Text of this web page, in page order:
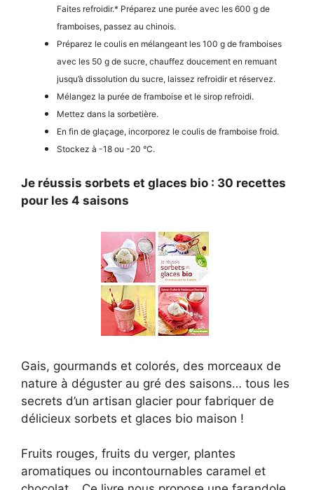
Faites refroidir.* Préparez une purée avec les 600 g de
framboises, passez au chinois.
Préparez le coulis en mélangeant les 100 g de framboises
avec les 50 g de sucre, chauffez doucement en remuant
jusqu’à dissolution du sucre, laissez refroidir et réservez.
Mélangez la purée de framboise et le sirop refroidi.
Mettez dans la sorbetière.
En fin de glaçage, incorporez le coulis de framboise froid.
Stockez à -18 ou -20 °C.
Je réussis sorbets et glaces bio : 30 recettes
pour les 4 saisons
Gais, gourmands et colorés, des morceaux de
nature à déguster au gré des saisons… tous les
secrets d’un artisan glacier pour fabriquer de
délicieux sorbets et glaces bio maison !
Fruits rouges, fruits du verger, plantes
aromatiques ou incontournables caramel et